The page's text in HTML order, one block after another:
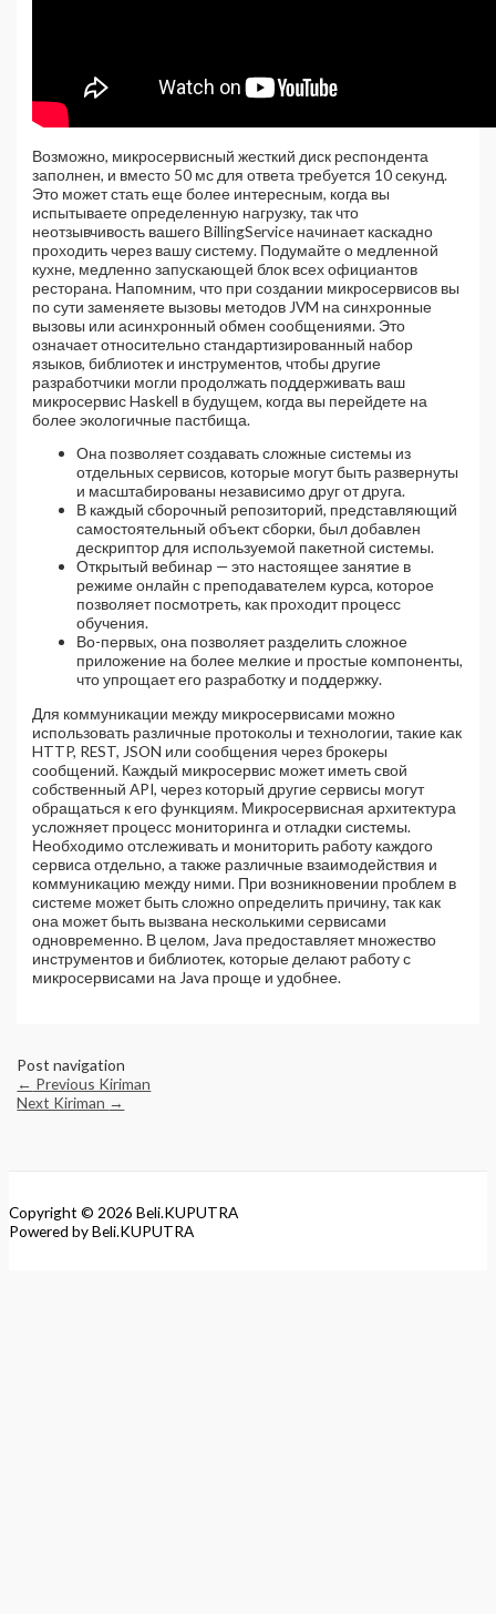
Возможно, микросервисный жесткий диск респондента
заполнен, и вместо 50 мс для ответа требуется 10 секунд.
Это может стать еще более интересным, когда вы
испытываете определенную нагрузку, так что
неотзывчивость вашего BillingService начинает каскадно
проходить через вашу систему. Подумайте о медленной
кухне, медленно запускающей блок всех официантов
ресторана. Напомним, что при создании микросервисов вы
по сути заменяете вызовы методов JVM на синхронные
вызовы или асинхронный обмен сообщениями. Это
означает относительно стандартизированный набор
языков, библиотек и инструментов, чтобы другие
разработчики могли продолжать поддерживать ваш
микросервис Haskell в будущем, когда вы перейдете на
более экологичные пастбища.
Она позволяет создавать сложные системы из
отдельных сервисов, которые могут быть развернуты
и масштабированы независимо друг от друга.
В каждый сборочный репозиторий, представляющий
самостоятельный объект сборки, был добавлен
дескриптор для используемой пакетной системы.
Открытый вебинар — это настоящее занятие в
режиме онлайн с преподавателем курса, которое
позволяет посмотреть, как проходит процесс
обучения.
Во-первых, она позволяет разделить сложное
приложение на более мелкие и простые компоненты,
что упрощает его разработку и поддержку.
Для коммуникации между микросервисами можно
использовать различные протоколы и технологии, такие как
HTTP, REST, JSON или сообщения через брокеры
сообщений. Каждый микросервис может иметь свой
собственный API, через который другие сервисы могут
обращаться к его функциям. Микросервисная архитектура
усложняет процесс мониторинга и отладки системы.
Необходимо отслеживать и мониторить работу каждого
сервиса отдельно, а также различные взаимодействия и
коммуникацию между ними. При возникновении проблем в
системе может быть сложно определить причину, так как
она может быть вызвана несколькими сервисами
одновременно. В целом, Java предоставляет множество
инструментов и библиотек, которые делают работу с
микросервисами на Java проще и удобнее.
Post navigation
← Previous Kiriman
Next Kiriman →
Copyright © 2026 Beli.KUPUTRA
Powered byBeli.KUPUTRA